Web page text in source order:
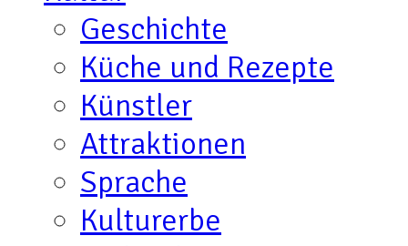
Geschichte
Küche und Rezepte
Künstler
Attraktionen
Sprache
Kulturerbe